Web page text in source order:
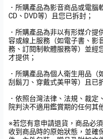
．所購產品為影音商品或電腦
CD、DVD等）且您已拆封；
．所購產品為非以有形媒介提
容或線上服務（如電子書、影
務、訂閱制軟體服務等）並經
才提供；
．所購產品為個人衛生用品（
刮鬍刀、穿戴式美甲等）且已
．依照台灣法律、法規、裁定
院判決不適用鑑賞期的任何其
※若您有意申請退貨，商品必
收到商品時的原始狀態，並確